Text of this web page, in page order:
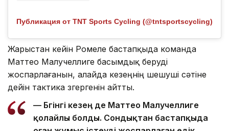
Публикация от TNT Sports Cycling (@tntsportscycling)
Жарыстан кейін Ромеле бастапқыда команда
Маттео Малучеллиге басымдық беруді
жоспарлағанын, алайда кезеңнің шешуші сәтіне
дейін тактика өзгергенін айтты.
— Бүгінгі кезең де Маттео Малучеллиге
қолайлы болды. Сондықтан бастапқыда